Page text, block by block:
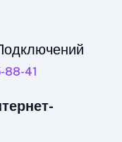
88-41